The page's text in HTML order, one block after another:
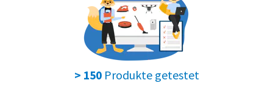
> 150Produkte getestet